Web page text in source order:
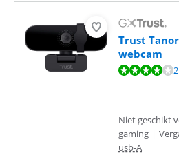
Trust
webcam
Beoordeling is 8,0 van de 10, gebaseerd
Niet geschikt
gaming |
usb-A